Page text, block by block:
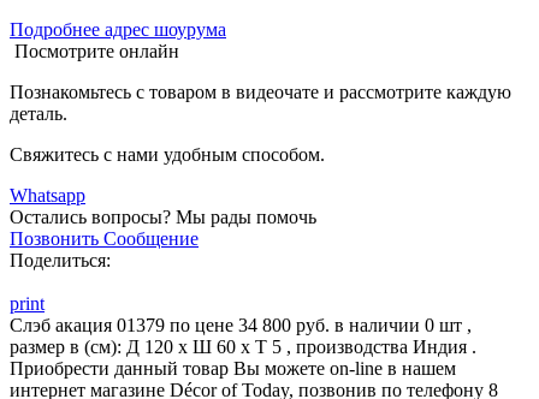
Подробнее адрес шоурума
Посмотрите онлайн
Познакомьтесь с товаром в видеочате и рассмотрите каждую
деталь.
Свяжитесь с нами удобным способом.
Whatsapp
Остались вопросы? Мы рады помочь
Позвонить Сообщение
Поделиться:
print
Слэб акация 01379 по цене 34 800 руб. в наличии 0 шт ,
размер в (см): Д 120 x Ш 60 x Т 5 , производства Индия .
Приобрести данный товар Вы можете on-line в нашем
интернет магазине Décor of Today, позвонив по телефону 8